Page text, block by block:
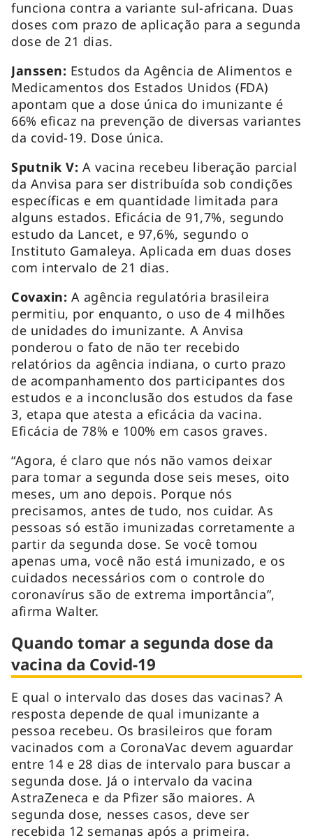
funciona contra a variante sul-africana. Duas
doses com prazo de aplicação para a segunda
dose de 21 dias.
Janssen: Estudos da Agência de Alimentos e
Medicamentos dos Estados Unidos (FDA)
apontam que a dose única do imunizante é
66% eficaz na prevenção de diversas variantes
da covid-19. Dose única.
Sputnik V: A vacina recebeu liberação parcial
da Anvisa para ser distribuída sob condições
específicas e em quantidade limitada para
alguns estados. Eficácia de 91,7%, segundo
estudo da Lancet, e 97,6%, segundo o
Instituto Gamaleya. Aplicada em duas doses
com intervalo de 21 dias.
Covaxin: A agência regulatória brasileira
permitiu, por enquanto, o uso de 4 milhões
de unidades do imunizante. A Anvisa
ponderou o fato de não ter recebido
relatórios da agência indiana, o curto prazo
de acompanhamento dos participantes dos
estudos e a inconclusão dos estudos da fase
3, etapa que atesta a eficácia da vacina.
Eficácia de 78% e 100% em casos graves.
“Agora, é claro que nós não vamos deixar
para tomar a segunda dose seis meses, oito
meses, um ano depois. Porque nós
precisamos, antes de tudo, nos cuidar. As
pessoas só estão imunizadas corretamente a
partir da segunda dose. Se você tomou
apenas uma, você não está imunizado, e os
cuidados necessários com o controle do
coronavírus são de extrema importância”,
afirma Walter.
Quando tomar a segunda dose da
vacina da Covid-19
E qual o intervalo das doses das vacinas? A
resposta depende de qual imunizante a
pessoa recebeu. Os brasileiros que foram
vacinados com a CoronaVac devem aguardar
entre 14 e 28 dias de intervalo para buscar a
segunda dose. Já o intervalo da vacina
AstraZeneca e da Pfizer são maiores. A
segunda dose, nesses casos, deve ser
recebida 12 semanas após a primeira.